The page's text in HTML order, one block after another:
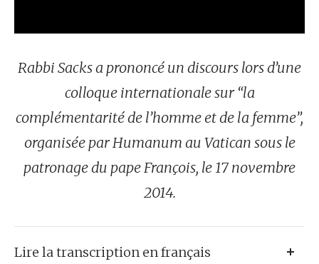
Rabbi Sacks a prononcé un discours lors d’une
colloque internationale sur “la
complémentarité de l’homme et de la femme”,
organisée par Humanum au Vatican sous le
patronage du pape François, le 17 novembre
2014.
Lire la transcription en français